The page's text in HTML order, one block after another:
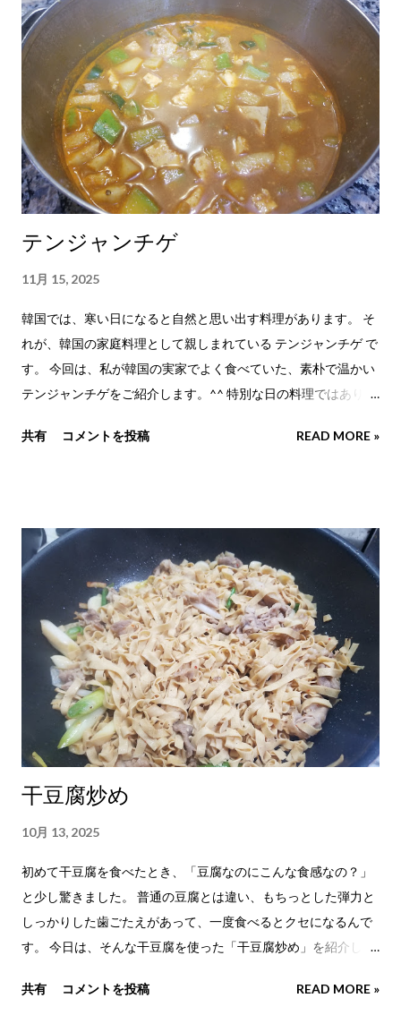
なイベントのような気がします。 ── ❁ ── このレシピについて
調理時間：約15分 難易度：★☆☆（とても簡単） 分量：2〜3
人分 おすすめ度：★★★★★ 薄切り肉を使うので、焼き時間が
短く、気軽に楽しめるサムギョプサルです。忙しい日でも「今
日は焼くだけでいい」と思える、頼もしい韓国家庭料理です。
── ❁ ── 🥄 計量の基準 大さじ1＝15ml 小さじ1＝5ml （いずれ
も計量スプーン基準） 材料（2〜3人分） 薄切り豚バラ肉：
400〜500g キムチ：適量 レタス：1/2玉 サムジャン（味噌だ
れ）：大さじ3 お好みで追加 サンチュ：適量 えごまの葉：適量
にんにく：適量 青唐辛子：少量 白ごま：少々 ごま油：少々 ね
いので、キッチンペーパーなどで軽く水気を取ると食べやすく
なります。 キムチはそのままでも美味しいですが、ホットプレ
ートの端で少し焼くと香ばしさが増します。豚肉の脂と一緒に
焼いたキムチは、酸味がやわらぎ、旨みがぐっと増します。 サ
ます。にんにくや青唐辛子を使う場合も、食べやすい大きさに
テンジャンチゲ
11月 15, 2025
韓国では、寒い日になると自然と思い出す料理があります。 そ
れが、韓国の家庭料理として親しまれている テンジャンチゲ で
す。 今回は、私が韓国の実家でよく食べていた、素朴で温かい
テンジャンチゲをご紹介します。^^ 特別な日の料理ではありま
くなってくると、実家の台所からテンジャンの香りが漂ってき
実家の台所を思い出す味 ◇ 🥄 計量の基準 大さじ1＝15ml 小さ
じ1＝5ml （いずれも計量スプーン基準） 材料（4人分） テンジ
ャン（韓国味噌）or 味噌：大さじ3 コチュジャン：大さじ2 醤
油：大さじ3 水：1L じゃがいも：2個 玉ねぎ：1個 にんにくお
ろし：大さじ4 豚バラ肉：約150g 唐辛子：2個（韓国ではチゲ
に唐辛子をよく入れますが、日本では手に入りにくい場合もあ
ります。ない場合は入れなくても大丈夫です。） 💡 テンジャン
は、韓国を代表する発酵味噌です。 日本のスーパーや韓国食材
店で販売されている韓国産テンジャンを使うと、 より本場に近
い味わいになります。 じゃがいもを入れることで、スープに自
然な甘みが加わり、 テンジャンの濃厚な味わいが少しまろやか
す。 唐辛子は輪切り、豚バラ肉は一口大に切っておきます。 ③
水が温まったら、じゃがいも、玉ねぎ、豚肉、テンジャン、コ
チュジャン、 醤油、にんにくを加えます。 ④ 弱火で約20分ほ
ど煮込みます。 じゃがいもがやわらかくなり、具材に味がなじ
に広がり、 コクのある家庭的なテンジャンチゲになります。
共有 コメントを投稿 READ MORE »
干豆腐炒め
10月 13, 2025
初めて干豆腐を食べたとき、「豆腐なのにこんな食感なの？」
と少し驚きました。 普通の豆腐とは違い、もちっとした弾力と
しっかりした歯ごたえがあって、一度食べるとクセになるんで
す。 今日は、そんな干豆腐を使った「干豆腐炒め」を紹介しま
よ。^^ ── ❁ ── 🥄 計量の基準 大さじ1＝15ml 小さじ1＝5ml
共有 コメントを投稿 READ MORE »